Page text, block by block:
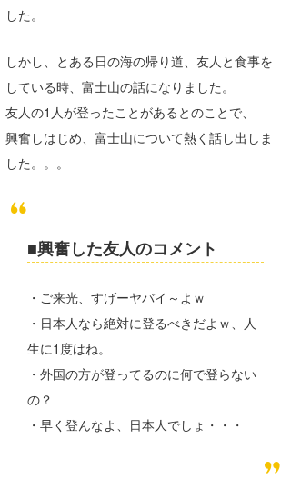
した。
しかし、とある日の海の帰り道、友人と食事を
している時、富士山の話になりました。
友人の1人が登ったことがあるとのことで、
興奮しはじめ、富士山について熱く話し出しま
した。。。
■興奮した友人のコメント
・ご来光、すげーヤバイ～よｗ
・日本人なら絶対に登るべきだよｗ、人
生に1度はね。
・外国の方が登ってるのに何で登らない
の？
・早く登んなよ、日本人でしょ・・・
ゴン
米山予報士
chappy
Romisea